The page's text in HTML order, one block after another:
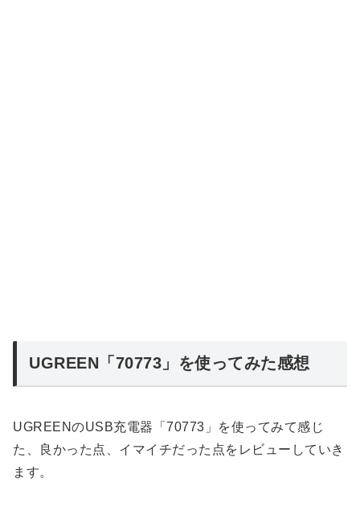
UGREEN「70773」を使ってみた感想
UGREENのUSB充電器「70773」を使ってみて感じ
た、良かった点、イマイチだった点をレビューしていき
ます。